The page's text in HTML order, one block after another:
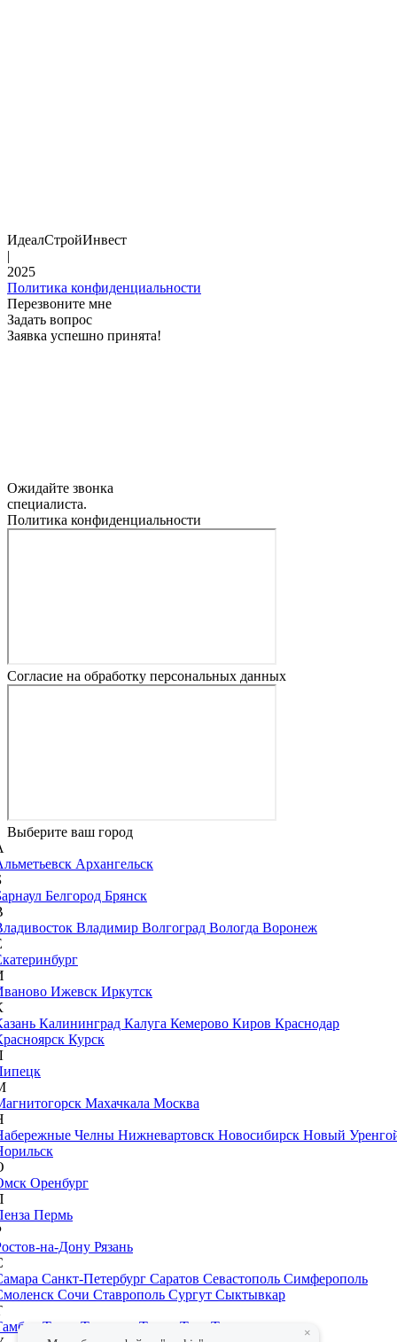
ИдеалСтройИнвест
|
2025
Политика конфиденциальности
Перезвоните мне
Задать вопрос
Заявка успешно принята!
Ожидайте звонка
специалиста.
Политика конфиденциальности
Согласие на обработку персональных данных
Выберите ваш город
Архангельск
Белгород Брянск
Владимир Волгоград Вологда Воронеж
Ижевск Иркутск
Калининград Калуга Кемерово Киров Краснодар
Курск
Махачкала Москва
Челны Нижневартовск Новосибирск Новый
Оренбург
Пермь
на-Дону Рязань
Санкт-Петербург Саратов Севастополь Симферополь
Сочи Ставрополь Сургут Сыктывкар
Тверь Тольятти Томск Тула Тюмень
×